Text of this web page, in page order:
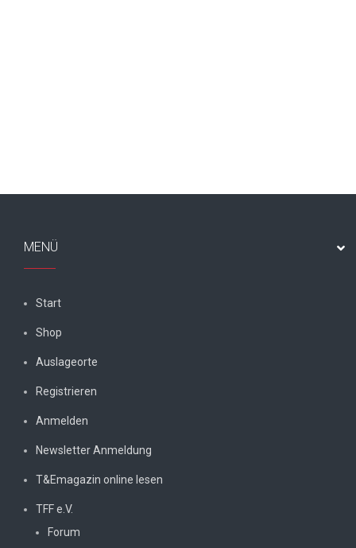
MENÜ
Start
Shop
Auslageorte
Registrieren
Anmelden
Newsletter Anmeldung
T&Emagazin online lesen
TFF e.V.
Forum